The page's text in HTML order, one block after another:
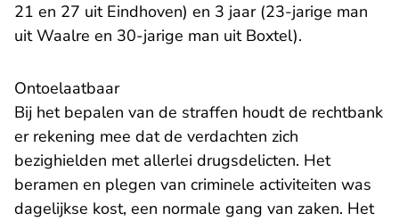
21 en 27 uit Eindhoven) en 3 jaar (23-jarige man
uit Waalre en 30-jarige man uit Boxtel).
Ontoelaatbaar
Bij het bepalen van de straffen houdt de rechtbank
er rekening mee dat de verdachten zich
bezighielden met allerlei drugsdelicten. Het
beramen en plegen van criminele activiteiten was
dagelijkse kost, een normale gang van zaken. Het